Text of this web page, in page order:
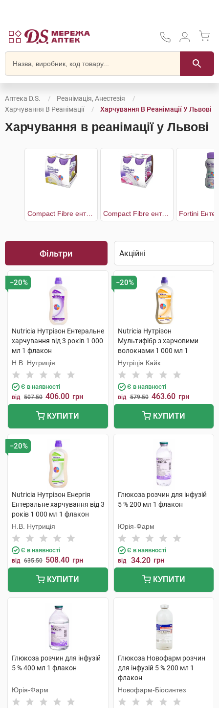
Аптека D.S.
Реанімація, Анестезія
Харчування В Реанімації
Харчування В Реанімації У Львові
Харчування в реанімації у Львові
Compact Fibre ентеральне харчування зі смаком ванілі Compact Fibre ентеральне харчування зі смаком полуниці
Фільтри
−20%
Nutricia Нутрізон Ентеральне
харчування від 3 років 1 000
мл 1 флакон
Н.В. Нутриція
Є в наявності
від 507.50 406.00 грн
КУПИТИ
−20%
Nutricia Нутрізон
Мультифібр з харчовими
волокнами 1 000 мл 1
флакон
Нутріція Кайк
Є в наявності
від 579.50 463.60 грн
КУПИТИ
−20%
Nutricia Нутрізон Енергія
Ентеральне харчування від 3
років 1 000 мл 1 флакон
Н.В. Нутриція
Є в наявності
від 635.50 508.40 грн
КУПИТИ
Глюкоза розчин для інфузій
5 % 200 мл 1 флакон
Юрія-Фарм
Є в наявності
від 34.20 грн
КУПИТИ
Глюкоза розчин для інфузій
5 % 400 мл 1 флакон
Юрія-Фарм
Глюкоза Новофарм розчин
для інфузій 5 % 200 мл 1
флакон
Новофарм-Біосинтез